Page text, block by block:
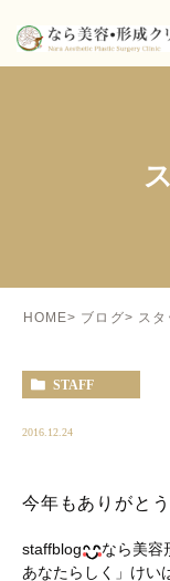
HOME ブログ ス
STAFF
2016.12.24
今年もありがと
staffblog
なら美容
あなたらしく」けい